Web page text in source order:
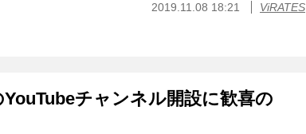
2019.11.08 18:21 ViRATES
チャンネル開設に歓喜の